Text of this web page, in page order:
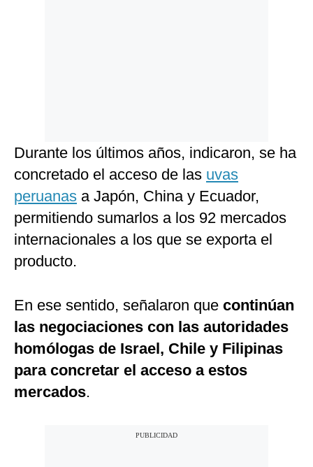
Durante los últimos años, indicaron, se ha
concretado el acceso de las uvas
peruanas a Japón, China y Ecuador,
permitiendo sumarlos a los 92 mercados
internacionales a los que se exporta el
producto.
En ese sentido, señalaron que continúan
las negociaciones con las autoridades
homólogas de Israel, Chile y Filipinas
para concretar el acceso a estos
mercados.